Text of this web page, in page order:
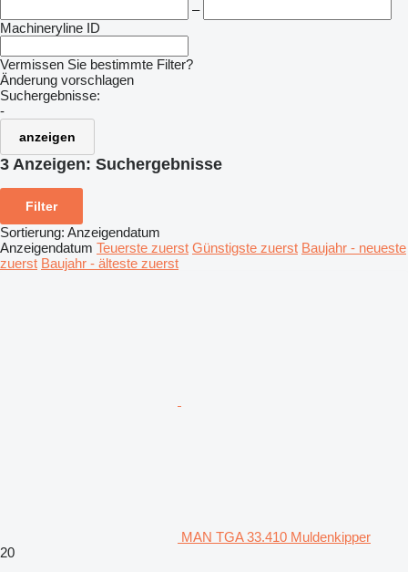
–
Machineryline ID
Vermissen Sie bestimmte Filter?
Änderung vorschlagen
Suchergebnisse:
-
anzeigen
3 Anzeigen: Suchergebnisse
Filter
Sortierung: Anzeigendatum
Anzeigendatum Teuerste zuerst Günstigste zuerst Baujahr - neueste
zuerst Baujahr - älteste zuerst
MAN TGA 33.410 Muldenkipper
20